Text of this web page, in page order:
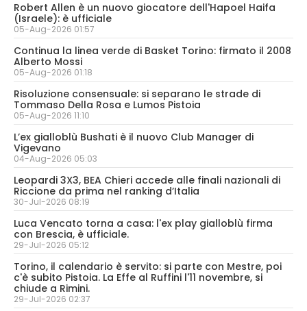
Robert Allen è un nuovo giocatore dell'Hapoel Haifa
(Israele): è ufficiale
05-Aug-2026 01:57
Continua la linea verde di Basket Torino: firmato il 2008
Alberto Mossi
05-Aug-2026 01:18
Risoluzione consensuale: si separano le strade di
Tommaso Della Rosa e Lumos Pistoia
05-Aug-2026 11:10
L’ex gialloblù Bushati è il nuovo Club Manager di
Vigevano
04-Aug-2026 05:03
Leopardi 3X3, BEA Chieri accede alle finali nazionali di
Riccione da prima nel ranking d’Italia
30-Jul-2026 08:19
Luca Vencato torna a casa: l'ex play gialloblù firma
con Brescia, è ufficiale.
29-Jul-2026 05:12
Torino, il calendario è servito: si parte con Mestre, poi
c'è subito Pistoia. La Effe al Ruffini l'11 novembre, si
chiude a Rimini.
29-Jul-2026 02:37